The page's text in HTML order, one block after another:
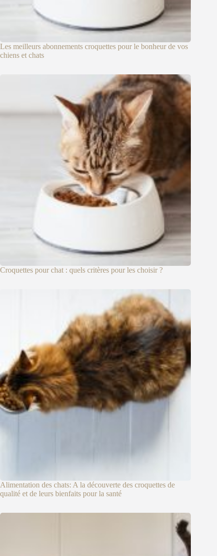
Les meilleurs abonnements croquettes pour le bonheur de vos
chiens et chats
Croquettes pour chat : quels critères pour les choisir ?
Alimentation des chats: A la découverte des croquettes de
qualité et de leurs bienfaits pour la santé